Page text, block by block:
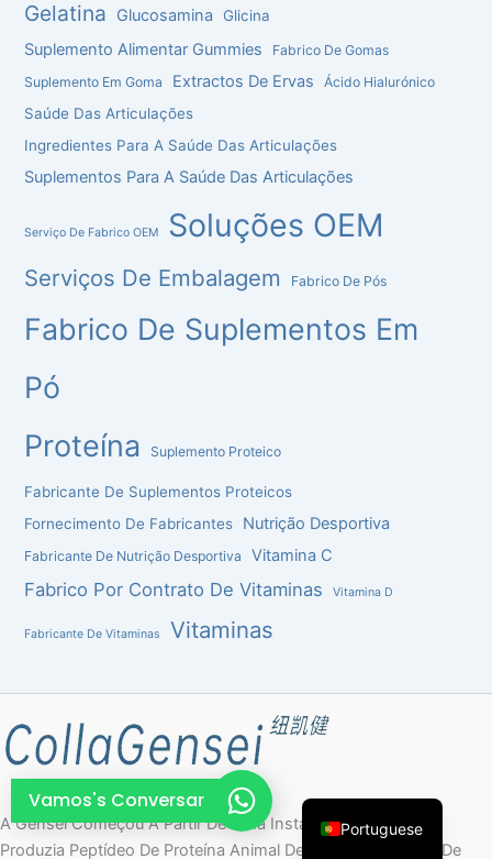
Gelatina Glucosamina Glicina
Suplemento Alimentar Gummies
Fabrico De Gomas
Suplemento Em Goma
Extractos De Ervas Ácido Hialurónico
Saúde Das Articulações
Ingredientes Para A Saúde Das Articulações
Suplementos Para A Saúde Das Articulações
Serviço De Fabrico OEM Soluções OEM
Serviços De Embalagem Fabrico De Pós
Fabrico De Suplementos Em
Pó
Proteína Suplemento Proteico
Fabricante De Suplementos Proteicos
Fornecimento De Fabricantes
Nutrição Desportiva
Fabricante De Nutrição Desportiva Vitamina C
Fabrico Por Contrato De Vitaminas Vitamina D
Fabricante De Vitaminas Vitaminas
A Gensei Começou A Partir De Uma Instalação Familiar Que
Produzia Peptídeo De Proteína Animal De Material Derivado De
Vamos's Conversar
Portuguese
Vietnamese